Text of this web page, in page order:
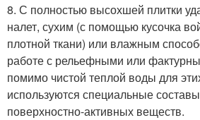
8. С полностью высохшей плитки
налет, сухим (с помощью кусочка
плотной ткани) или влажным
работе с рельефными или
помимо чистой теплой воды для
используются специальные
поверхностно-активных веществ.